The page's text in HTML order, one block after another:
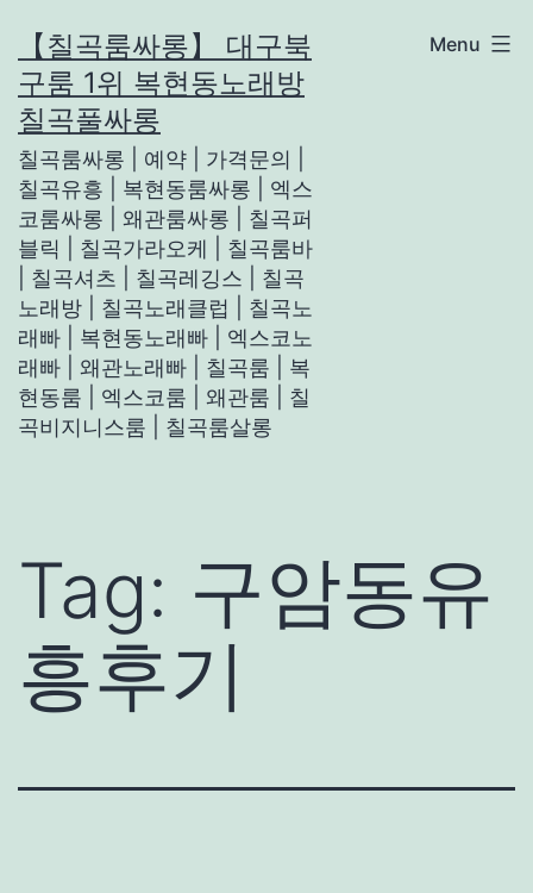
to
content
【칠곡룸싸롱】 대구북
구룸 1위 복현동노래방
칠곡풀싸롱
칠곡룸싸롱 | 예약 | 가격문의 |
칠곡유흥 | 복현동룸싸롱 | 엑스
코룸싸롱 | 왜관룸싸롱 | 칠곡퍼
블릭 | 칠곡가라오케 | 칠곡룸바
| 칠곡셔츠 | 칠곡레깅스 | 칠곡
노래방 | 칠곡노래클럽 | 칠곡노
래빠 | 복현동노래빠 | 엑스코노
래빠 | 왜관노래빠 | 칠곡룸 | 복
현동룸 | 엑스코룸 | 왜관룸 | 칠
곡비지니스룸 | 칠곡룸살롱
Menu
Tag: 구암동유
흥후기